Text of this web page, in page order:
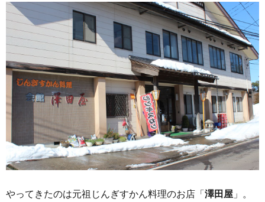
やってきたのは元祖じんぎすかん料理のお店「澤田屋」。